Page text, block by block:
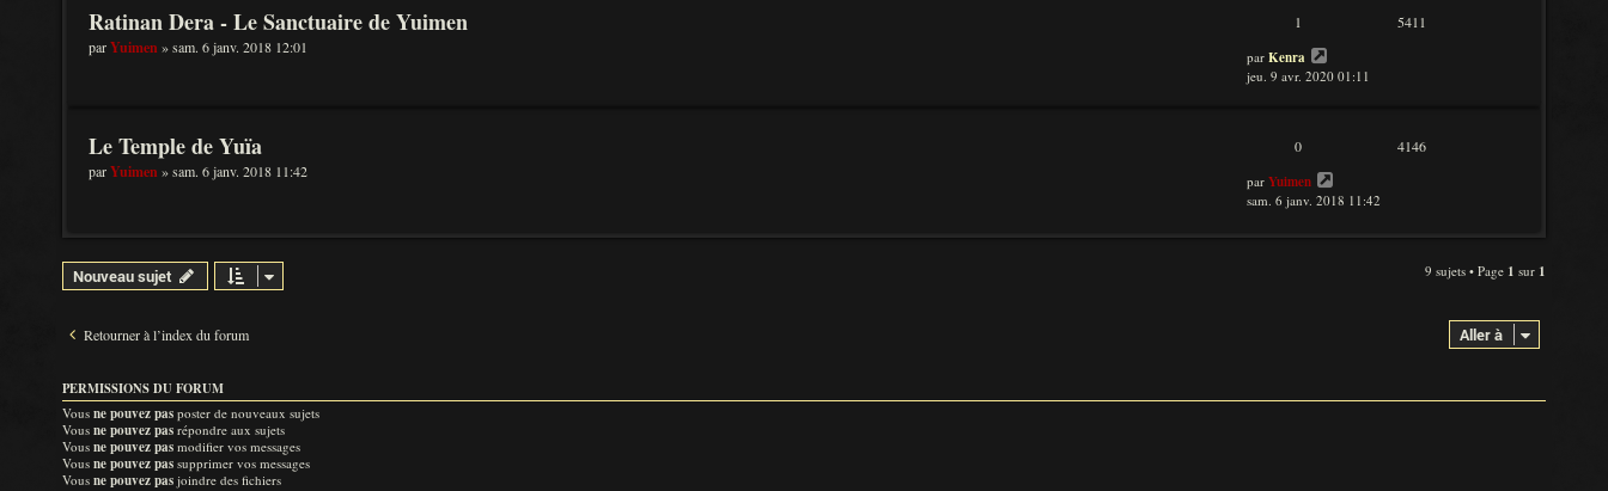
Ratinan Dera - Le Sanctuaire de Yuimen
parYuimen» sam. 6 janv. 2018 12:01
1 5411
par Kenra
jeu. 9 avr. 2020 01:11
Le Temple de Yuïa
parYuimen» sam. 6 janv. 2018 11:42
0 4146
par Yuimen
sam. 6 janv. 2018 11:42
Nouveau sujet 9 sujets • Page 1 sur 1
Retourner à l’index du forum Aller à
PERMISSIONS DU FORUM
Vous ne pouvez pas poster de nouveaux sujets
Vous ne pouvez pas répondre aux sujets
Vous ne pouvez pas modifier vos messages
Vous ne pouvez pas supprimer vos messages
Vous ne pouvez pas joindre des fichiers